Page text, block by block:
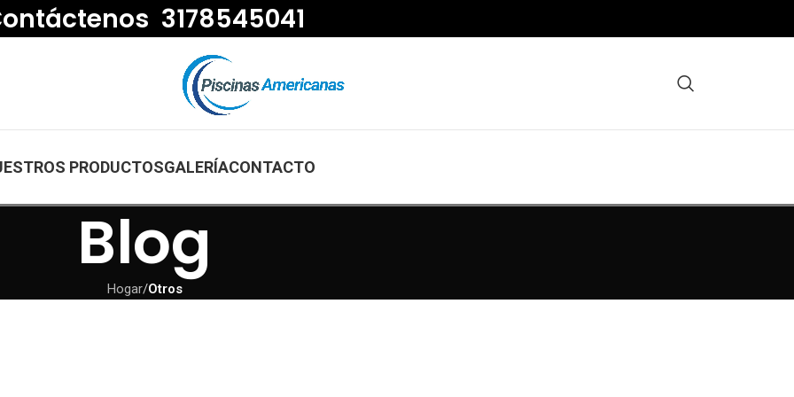
3178545041
PRODUCTOSGALERÍACONTACTO
Blog
Hogar/Otros